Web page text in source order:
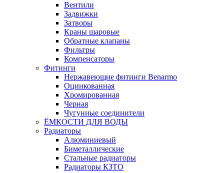
Вентили
Задвижки
Затворы
Краны шаровые
Обратные клапаны
Фильтры
Компенсаторы
Фитинги
Нержавеющие фитинги Benarmo
Оцинкованная
Хромированная
Черная
Чугунные соединители
ЁМКОСТИ ДЛЯ ВОДЫ
Радиаторы
Алюминиевый
Биметаллические
Стальные радиаторы
Радиаторы КЗТО